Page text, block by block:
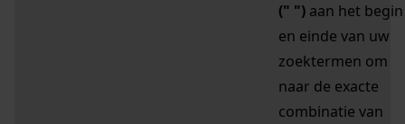
(" ") aan het begin
en einde van uw
zoektermen om
naar de exacte
combinatie van